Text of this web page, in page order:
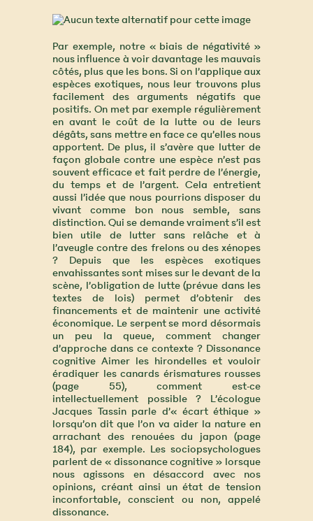
Par exemple, notre « biais de négativité »
nous influence à voir davantage les mauvais
côtés, plus que les bons. Si on l’applique aux
espèces exotiques, nous leur trouvons plus
facilement des arguments négatifs que
positifs. On met par exemple régulièrement
en avant le coût de la lutte ou de leurs
dégâts, sans mettre en face ce qu’elles nous
apportent. De plus, il s’avère que lutter de
façon globale contre une espèce n’est pas
souvent efficace et fait perdre de l’énergie,
du temps et de l’argent. Cela entretient
aussi l’idée que nous pourrions disposer du
vivant comme bon nous semble, sans
distinction. Qui se demande vraiment s’il est
bien utile de lutter sans relâche et à
l’aveugle contre des frelons ou des xénopes
? Depuis que les espèces exotiques
envahissantes sont mises sur le devant de la
scène, l’obligation de lutte (prévue dans les
textes de lois) permet d’obtenir des
financements et de maintenir une activité
économique. Le serpent se mord désormais
un peu la queue, comment changer
d’approche dans ce contexte ? Dissonance
cognitive Aimer les hirondelles et vouloir
éradiquer les canards érismatures rousses
(page 55), comment est-ce
intellectuellement possible ? L’écologue
Jacques Tassin parle d’« écart éthique »
lorsqu’on dit que l’on va aider la nature en
arrachant des renouées du japon (page
184), par exemple. Les sociopsychologues
parlent de « dissonance cognitive » lorsque
nous agissons en désaccord avec nos
opinions, créant ainsi un état de tension
inconfortable, conscient ou non, appelé
dissonance.